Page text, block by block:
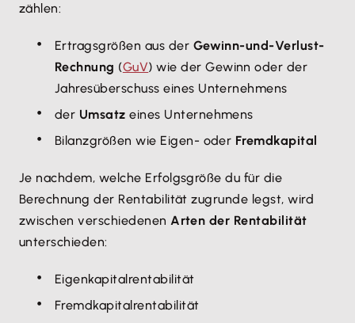
zählen:
Ertragsgrößen aus der Gewinn-und-Verlust-
Rechnung (GuV) wie der Gewinn oder der
Jahresüberschuss eines Unternehmens
der Umsatz eines Unternehmens
Bilanzgrößen wie Eigen- oder Fremdkapital
Je nachdem, welche Erfolgsgröße du für die
Berechnung der Rentabilität zugrunde legst, wird
zwischen verschiedenenArten der Rentabilität
unterschieden:
Eigenkapitalrentabilität
Fremdkapitalrentabilität